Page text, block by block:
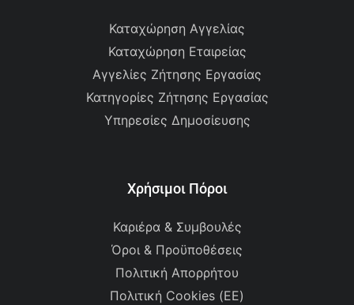
Καταχώρηση Αγγελίας
Καταχώρηση Εταιρείας
Αγγελίες Ζήτησης Εργασίας
Κατηγορίες Ζήτησης Εργασίας
Υπηρεσίες Δημοσίευσης
Χρήσιμοι Πόροι
Καριέρα & Συμβουλές
Όροι & Προϋποθέσεις
Πολιτική Απορρήτου
Πολιτική Cookies (ΕΕ)